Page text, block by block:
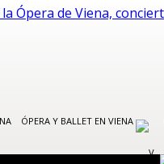
ÓPERA Y BALLET EN VIENA